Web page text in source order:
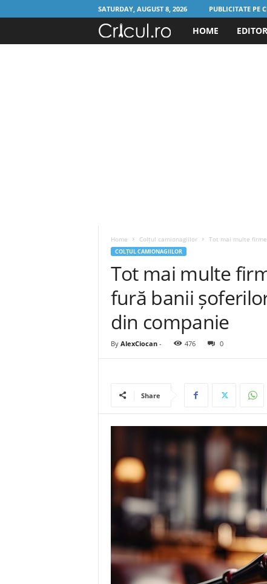
SATURDAY, AUGUST 8, 2026 PUBLICITATE PE
o
HOME
Home Colțul camionagiilor Tot mai multe
COLȚUL CAMIONAGIILOR
Tot mai multe
fură banii
din companie
By AlexCiocan- 476 0
Share